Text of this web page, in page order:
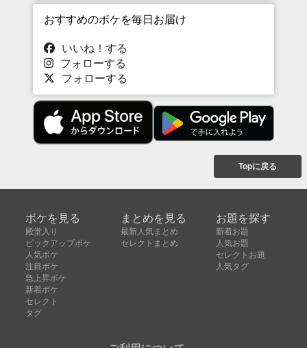
おすすめのボケを毎日お届け
いいね！する
フォローする
フォローする
Topに戻る
ボケを見る
殿堂入り
ピックアップボケ
人気ボケ
注目ボケ
急上昇ボケ
新着ボケ
セレクト
タグ
まとめを見る
最新人気まとめ
セレクトまとめ
お題を探す
新着お題
人気お題
セレクトお題
人気タグ